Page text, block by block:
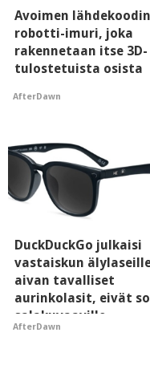
Avoimen lähdekoodin
robotti-imuri, joka
rakennetaan itse 3D-
tulostetuista osista
AfterDawn
DuckDuckGo julkaisi
vastaiskun
aivan tavalliset
aurinkolasit, eivät
salakuvaaville
hyypiöille
AfterDawn